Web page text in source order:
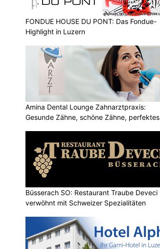
FONDUE HOUSE DU PONT: Das Fondue-
Highlight in Luzern
Amina Dental Lounge Zahnarztpraxis:
Gesunde Zähne, schöne Zähne, perfektes
Büsserach SO: Restaurant Traube Deveci
verwöhnt mit Schweizer Spezialitäten